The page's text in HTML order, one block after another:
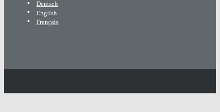
Deutsch
English
Français